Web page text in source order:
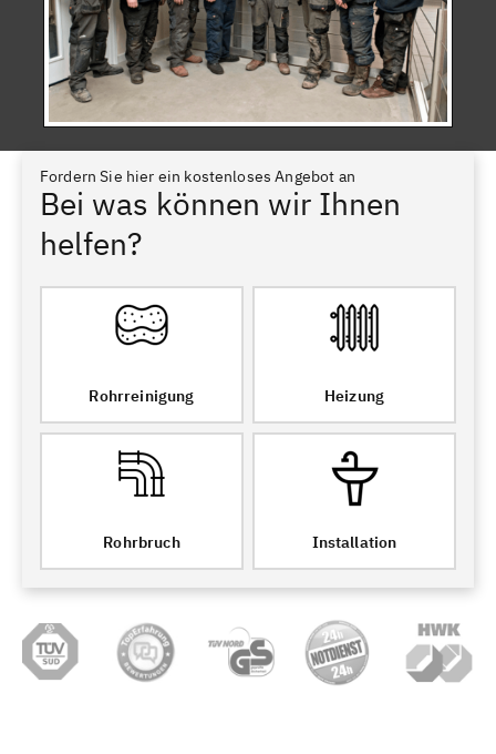
Fordern Sie hier ein kostenloses Angebot an
Bei was können wir Ihnen
helfen?
Rohrreinigung Heizung
Rohrbruch Installation